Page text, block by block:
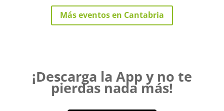
Más eventos en Cantabria
¡Descarga la App y no te
pierdas nada más!